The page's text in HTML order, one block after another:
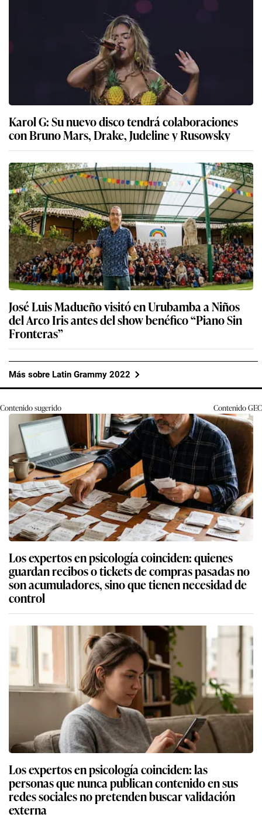
Karol G: Su nuevo disco tendrá colaboraciones
con Bruno Mars, Drake, Judeline y Rusowsky
José Luis Madueño visitó en Urubamba a Niños
del Arco Iris antes del show benéfico “Piano Sin
Fronteras”
Más sobre Latin Grammy 2022
Contenido sugerido ContenidoGEC
Los expertos en psicología coinciden: quienes
guardan recibos o tickets de compras pasadas no
son acumuladores, sino que tienen necesidad de
control
Los expertos en psicología coinciden: las
personas que nunca publican contenido en sus
redes sociales no pretenden buscar validación
externa